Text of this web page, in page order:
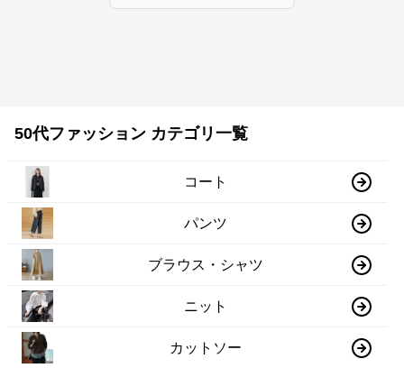
50代ファッション カテゴリ一覧
コート
パンツ
ブラウス・シャツ
ニット
カットソー